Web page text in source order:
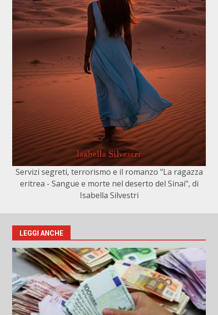
Servizi segreti, terrorismo e il romanzo "La ragazza
eritrea - Sangue e morte nel deserto del Sinai", di
Isabella Silvestri
LEGGI ANCHE